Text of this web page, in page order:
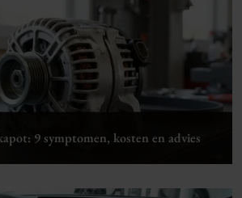
Lees verder
9 symptomen, kosten en advies